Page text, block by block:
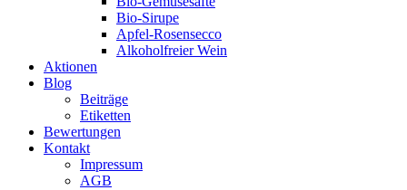
Bio-Sirupe
Apfel-Rosensecco
Alkoholfreier Wein
Aktionen
Blog
Beiträge
Etiketten
Bewertungen
Kontakt
Impressum
AGB